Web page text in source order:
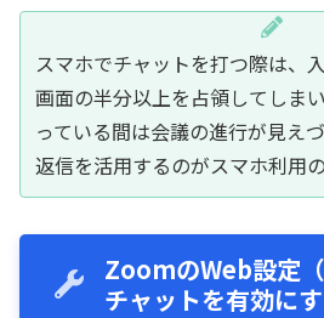
スマホでチャットを打つ際は、
画面の半分以上を占領してしま
っている間は会議の進行が見え
返信を活用するのがスマホ利用の
ZoomのWeb設定
チャットを有効に